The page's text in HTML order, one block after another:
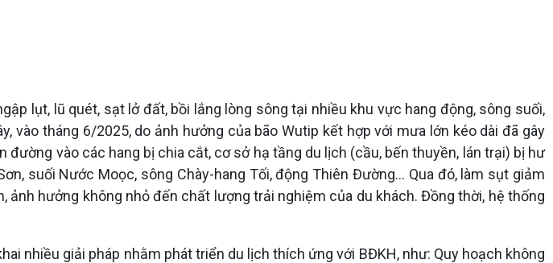
lụt, lũ quét, sạt lở đất, bồi lắng lòng sông tại nhiều khu vực hang động, sông suối,
vào tháng 6/2025, do ảnh hưởng của bão Wutip kết hợp với mưa lớn kéo dài đã gây
vào các hang bị chia cắt, cơ sở hạ tầng du lịch (cầu, bến thuyền, lán trại) bị hư
suối Nước Moọc, sông Chày-hang Tối, động Thiên Đường… Qua đó, làm sụt giảm
hưởng không nhỏ đến chất lượng trải nghiệm của du khách. Đồng thời, hệ thống
nhiều giải pháp nhằm phát triển du lịch thích ứng với BĐKH, như: Quy hoạch không